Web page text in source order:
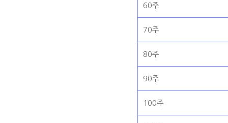
60주
70주
80주
90주
100주